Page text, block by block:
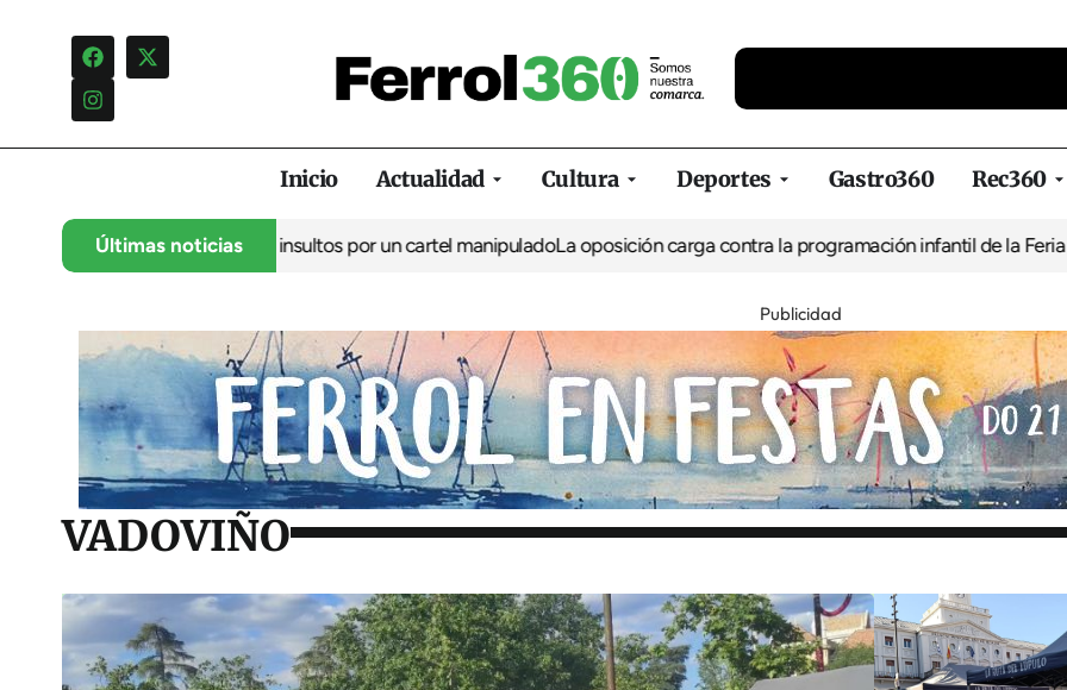
Inicio Actualidad Cultura Deportes Gastro360 Rec360
Últimas noticias
una campaña de insultos por un cartel manipuladoLa oposición carga contra la programación infantil de la Feria de la
Publicidad
VADOVIÑO